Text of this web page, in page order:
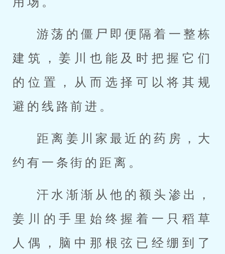
游荡的僵尸即便隔着一整栋
建筑，姜川也能及时把握它们
的位置，从而选择可以将其规
避的线路前进。
距离姜川家最近的药房，大
约有一条街的距离。
汗水渐渐从他的额头渗出，
姜川的手里始终握着一只稻草
人偶，脑中那根弦已经绷到了